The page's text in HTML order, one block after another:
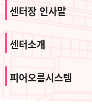
센터장 인사말
센터소개
피어오름시스템